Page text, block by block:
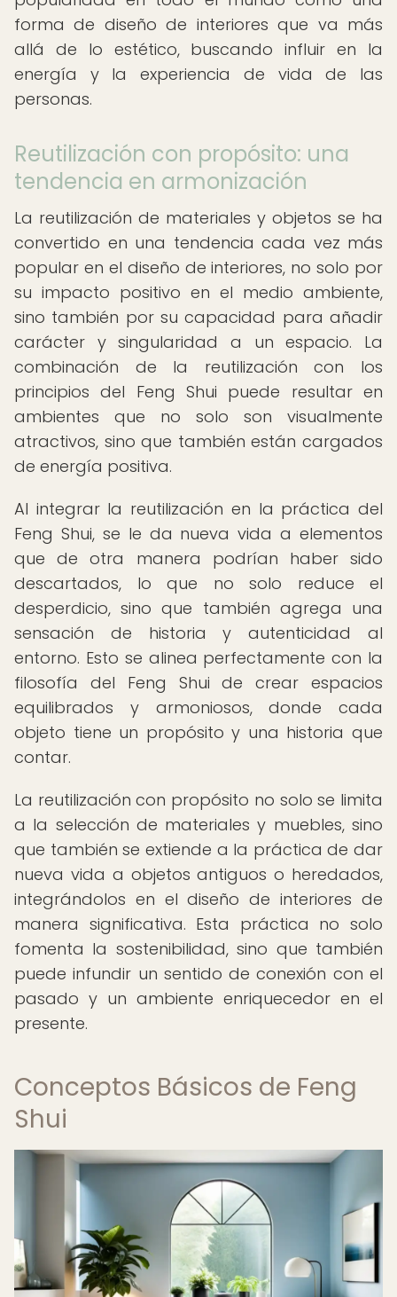
forma de diseño de interiores que va más
allá de lo estético, buscando influir en la
energía y la experiencia de vida de las
personas.
Reutilización con propósito: una
tendencia en armonización
La reutilización de materiales y objetos se ha
convertido en una tendencia cada vez más
popular en el diseño de interiores, no solo por
su impacto positivo en el medio ambiente,
sino también por su capacidad para añadir
carácter y singularidad a un espacio. La
combinación de la reutilización con los
principios del Feng Shui puede resultar en
ambientes que no solo son visualmente
atractivos, sino que también están cargados
de energía positiva.
Al integrar la reutilización en la práctica del
Feng Shui, se le da nueva vida a elementos
que de otra manera podrían haber sido
descartados, lo que no solo reduce el
desperdicio, sino que también agrega una
sensación de historia y autenticidad al
entorno. Esto se alinea perfectamente con la
filosofía del Feng Shui de crear espacios
equilibrados y armoniosos, donde cada
objeto tiene un propósito y una historia que
contar.
La reutilización con propósito no solo se limita
a la selección de materiales y muebles, sino
que también se extiende a la práctica de dar
nueva vida a objetos antiguos o heredados,
integrándolos en el diseño de interiores de
manera significativa. Esta práctica no solo
fomenta la sostenibilidad, sino que también
puede infundir un sentido de conexión con el
pasado y un ambiente enriquecedor en el
presente.
Conceptos Básicos de Feng
Shui